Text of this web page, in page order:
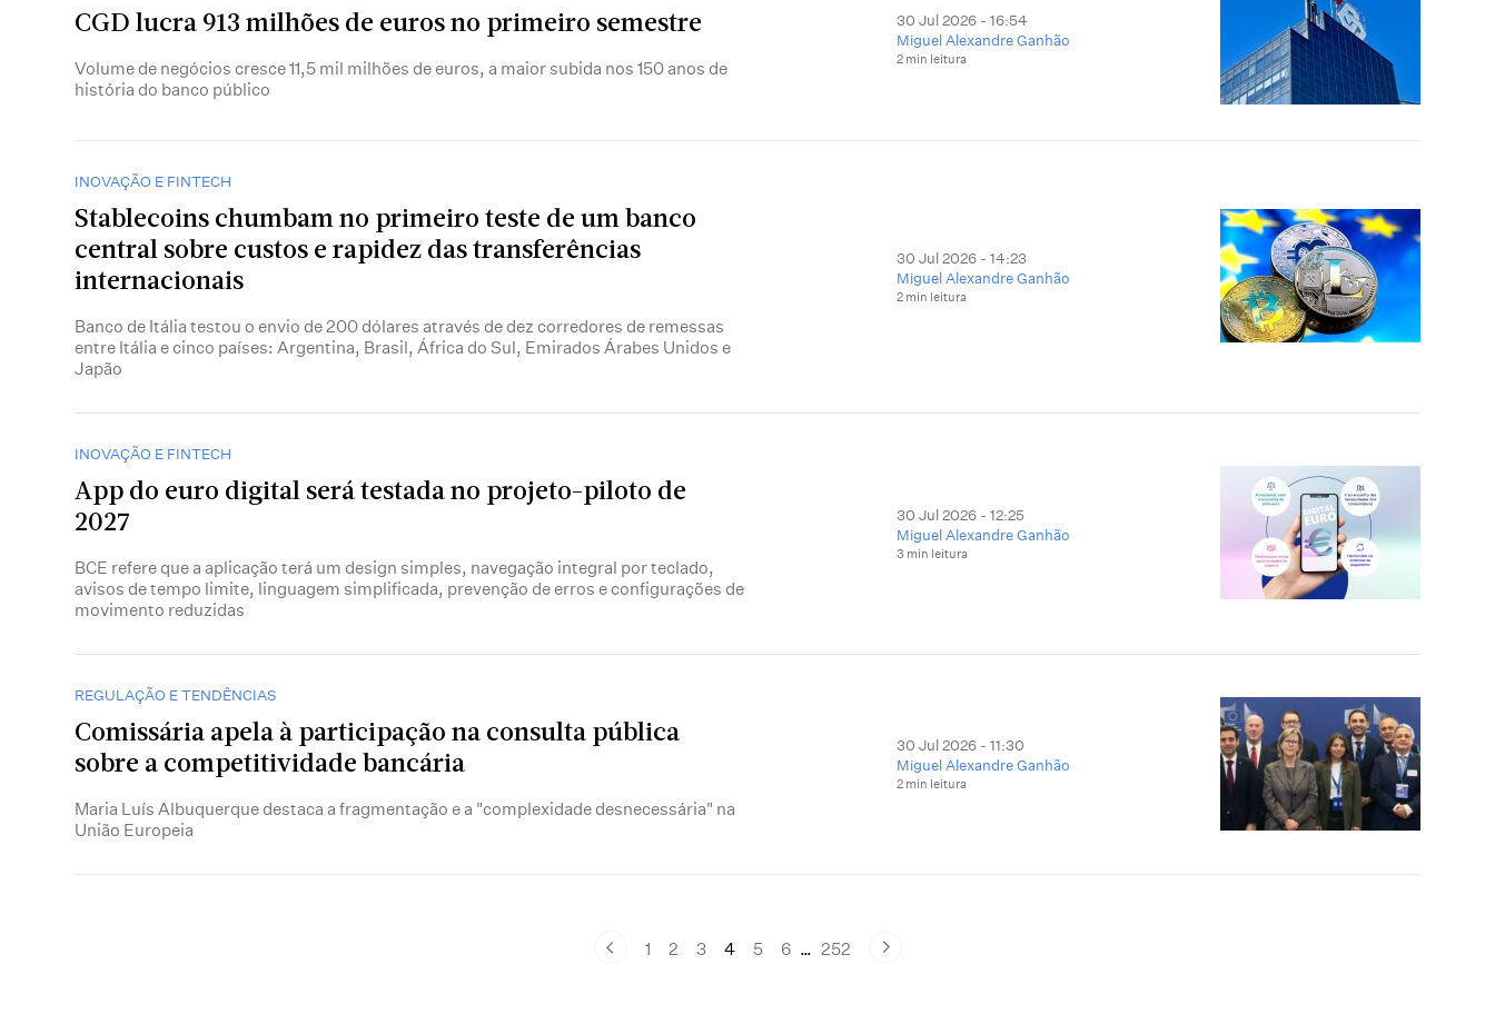
CGD lucra 913 milhões de euros no primeiro semestre
Volume de negócios cresce 11,5 mil milhões de euros, a maior subida nos 150 anos de
história do banco público
30 Jul 2026 - 16:54
Miguel Alexandre Ganhão
2 min leitura
INOVAÇÃO E FINTECH
Stablecoins chumbam no primeiro teste de um banco
central sobre custos e rapidez das transferências
internacionais
Banco de Itália testou o envio de 200 dólares através de dez corredores de remessas
entre Itália e cinco países: Argentina, Brasil, África do Sul, Emirados Árabes Unidos e
Japão
30 Jul 2026 - 14:23
Miguel Alexandre Ganhão
2 min leitura
INOVAÇÃO E FINTECH
App do euro digital será testada no projeto-piloto de
2027
BCE refere que a aplicação terá um design simples, navegação integral por teclado,
avisos de tempo limite, linguagem simplificada, prevenção de erros e configurações de
movimento reduzidas
30 Jul 2026 - 12:25
Miguel Alexandre Ganhão
3 min leitura
REGULAÇÃO E TENDÊNCIAS
Comissária apela à participação na consulta pública
sobre a competitividade bancária
Maria Luís Albuquerque destaca a fragmentação e a "complexidade desnecessária" na
União Europeia
30 Jul 2026 - 11:30
Miguel Alexandre Ganhão
2 min leitura
1 2 3 4 5 6 … 252